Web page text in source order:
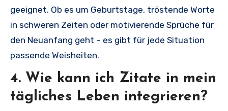
geeignet. Ob es um Geburtstage, tröstende Worte
in schweren Zeiten oder motivierende Sprüche für
den Neuanfang geht – es gibt für jede Situation
passende Weisheiten.
4. Wie kann ich Zitate in mein
tägliches Leben integrieren?